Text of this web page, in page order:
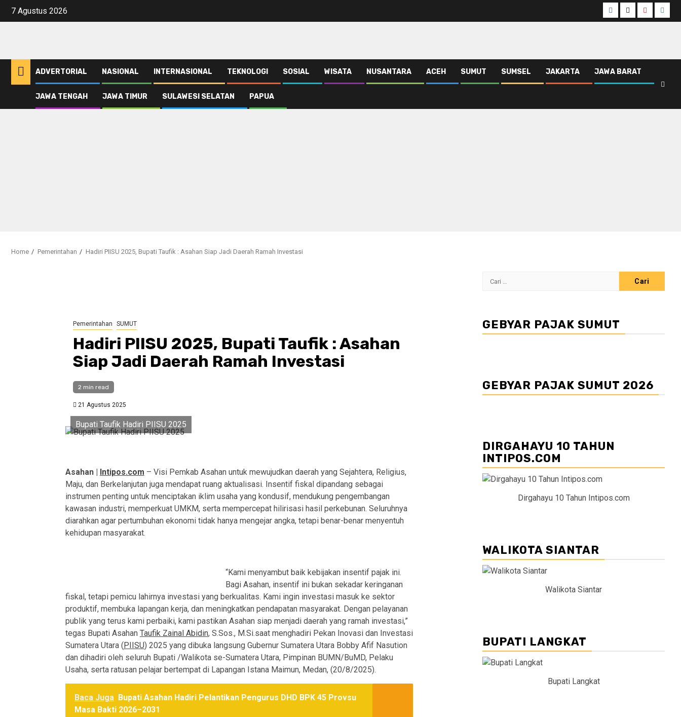
Skip
7 Agustus 2026 Facebook
TwitterYoutube
ADVERTORIAL NASIONAL INTERNASIONAL TEKNOLOGI SOSIAL WISATA NUSANTARA ACEH SUMUT SUMSEL JAKARTA JAWA BARAT
JAWA TENGAH JAWA TIMUR SULAWESI SELATAN PAPUA
Home Pemerintahan Hadiri PIISU 2025, Bupati Taufik : Asahan Siap Jadi Daerah Ramah Investasi
Pemerintahan SUMUT
Hadiri PIISU 2025, Bupati Taufik : Asahan
Siap Jadi Daerah Ramah Investasi
2 min read
21 Agustus 2025
Bupati Taufik Hadiri PIISU 2025
Asahan | Intipos.com – Visi Pemkab Asahan untuk mewujudkan daerah yang Sejahtera, Religius,
Maju, dan Berkelanjutan juga mendapat ruang aktualisasi. Insentif fiskal dipandang sebagai
instrumen penting untuk menciptakan iklim usaha yang kondusif, mendukung pengembangan
kawasan industri, memperkuat UMKM, serta mempercepat hilirisasi hasil perkebunan. Seluruhnya
diarahkan agar pertumbuhan ekonomi tidak hanya mengejar angka, tetapi benar-benar menyentuh
kehidupan masyarakat.
“Kami menyambut baik kebijakan insentif pajak ini.
Bagi Asahan, insentif ini bukan sekadar keringanan
fiskal, tetapi pemicu lahirnya investasi yang berkualitas. Kami ingin investasi masuk ke sektor
produktif, membuka lapangan kerja, dan meningkatkan pendapatan masyarakat. Dengan pelayanan
publik yang terus kami perbaiki, kami pastikan Asahan siap menjadi daerah yang ramah investasi,”
tegas Bupati Asahan Taufik Zainal Abidin, S.Sos., M.Si.saat menghadiri Pekan Inovasi dan Investasi
Sumatera Utara ( PIISU) 2025 yang dibuka langsung Gubernur Sumatera Utara Bobby Afif Nasution
dan dihadiri oleh seluruh Bupati /Walikota se-Sumatera Utara, Pimpinan BUMN/BuMD, Pelaku
Usaha, serta ratusan pelajar bertempat di Lapangan Istana Maimun, Medan, (20/8/2025).
Baca Juga Bupati Asahan Hadiri Pelantikan Pengurus DHD BPK 45 Provsu
Masa Bakti 2026–2031
Cari
GEBYAR PAJAK SUMUT
GEBYAR PAJAK SUMUT 2026
DIRGAHAYU 10 TAHUN
INTIPOS.COM
Dirgahayu 10 Tahun Intipos.com
WALIKOTA SIANTAR
Walikota Siantar
BUPATI LANGKAT
Bupati Langkat